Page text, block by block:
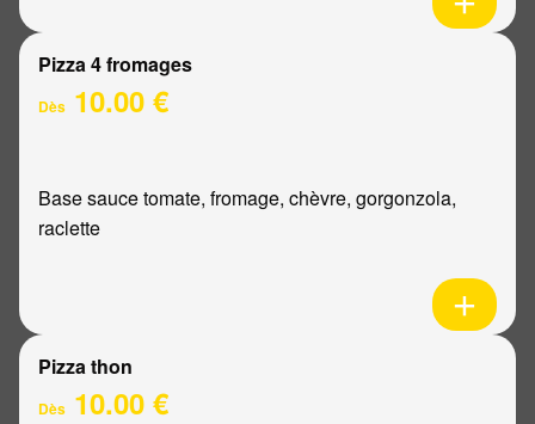
Pizza 4 fromages
Dès 10.00 €
Base sauce tomate, fromage, chèvre, gorgonzola,
raclette
Pizza thon
Dès 10.00 €